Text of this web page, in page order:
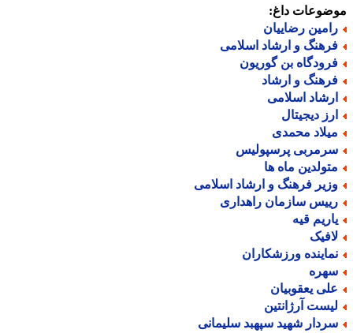
داغ:
رضاییان
و ارشاد اسلامی
بن گوریون
و ارشاد
اسلامی
دیجیتال
محمدی
پرسپولیس
ماه ها
فرهنگ و ارشاد اسلامی
سازمان راهداری
قیه
ورزشکاران
یعقوبیان
آرژانتین
شهید سپهبد سلیمانی